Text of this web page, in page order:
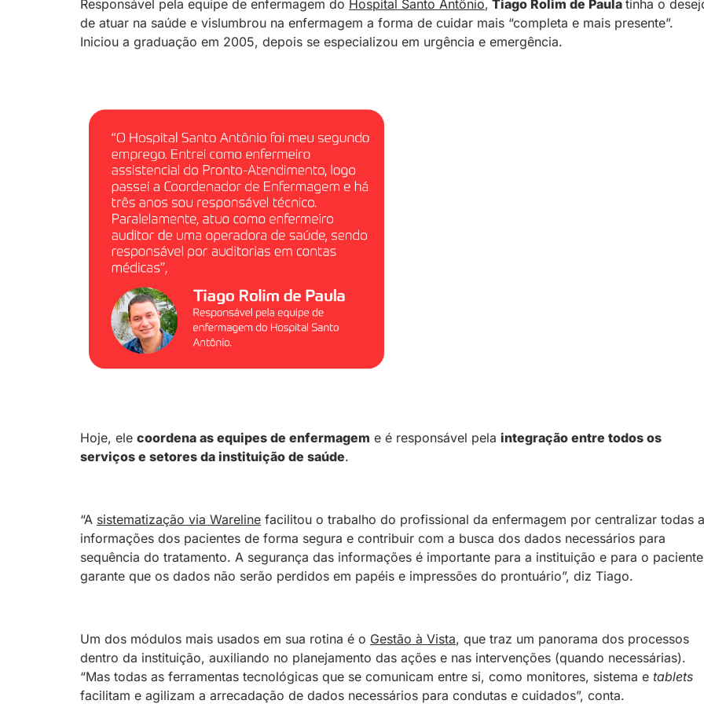
Responsável pela equipe de enfermagem do Hospital Santo Antônio, Tiago Rolim de Paula tinha o
de atuar na saúde e vislumbrou na enfermagem a forma de cuidar mais “completa e mais presente”.
Iniciou a graduação em 2005, depois se especializou em urgência e emergência.
Hoje, ele coordena as equipes de enfermagem e é responsável pela integração entre todos os
serviços e setores da instituição de saúde.
“A sistematização via Wareline facilitou o trabalho do profissional da enfermagem por centralizar todas
informações dos pacientes de forma segura e contribuir com a busca dos dados necessários para
sequência do tratamento. A segurança das informações é importante para a instituição e para o
garante que os dados não serão perdidos em papéis e impressões do prontuário”, diz Tiago.
Um dos módulos mais usados em sua rotina é o Gestão à Vista, que traz um panorama dos processos
dentro da instituição, auxiliando no planejamento das ações e nas intervenções (quando necessárias).
“Mas todas as ferramentas tecnológicas que se comunicam entre si, como monitores, sistema e tablets
facilitam e agilizam a arrecadação de dados necessários para condutas e cuidados”, conta.